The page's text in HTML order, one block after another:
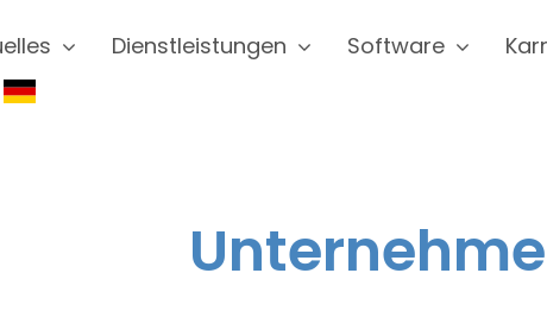
Dienstleistungen Software